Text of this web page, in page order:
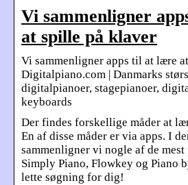
Vi sammenligner
at spille på klaver
Vi sammenligner apps til at lære
Digitalpiano.com | Danmarks
digitalpianoer, stagepianoer,
keyboards
Der findes forskellige måder at
En af disse måder er via apps. I
sammenligner vi nogle af de
Simply Piano, Flowkey og Piano
lette søgning for dig!